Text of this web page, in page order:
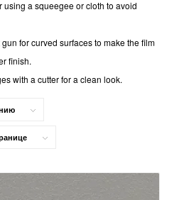
using a squeegee or cloth to avoid
for curved surfaces to make the film
finish.
with a cutter for a clean look.